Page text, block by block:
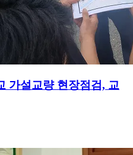
가설교량 현장점검, 교